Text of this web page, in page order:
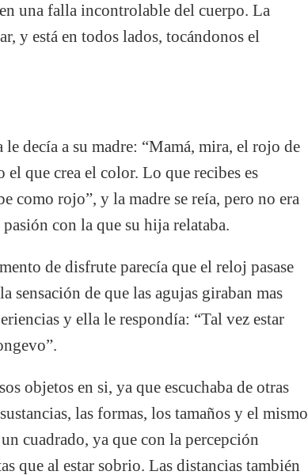
una falla incontrolable del cuerpo. La
y está en todos lados, tocándonos el
decía a su madre: “Mamá, mira, el rojo de
que crea el color. Lo que recibes es
como rojo”, y la madre se reía, pero no era
con la que su hija relataba.
de disfrute parecía que el reloj pasase
sensación de que las agujas giraban mas
y ella le respondía: “Tal vez estar
objetos en si, ya que escuchaba de otras
las formas, los tamaños y el mismo
cuadrado, ya que con la percepción
que al estar sobrio. Las distancias también